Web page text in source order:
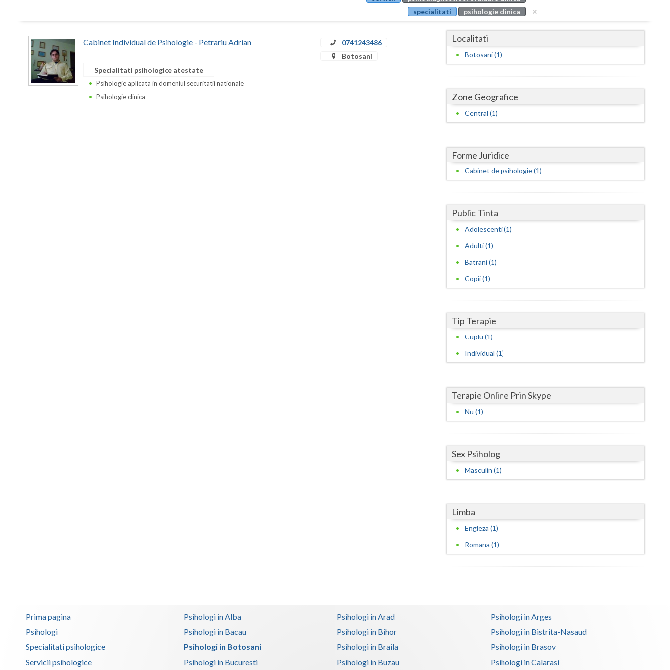
Buzau
Cluj
Covasna
Dambovita
Dolj
Galati
Gorj
Mures
Olt
Salaj
Satu-Mare
Suceava
Vaslui
Vrancea
specialitati
psihologie clinica
Cabinet Individual de Psihologie - Petrariu Adrian
0741243486
Botosani
Specialitati psihologice atestate
Psihologie aplicata in domeniul securitatii nationale
Psihologie clinica
Localitati
Botosani (1)
Zone Geografice
Central (1)
Forme Juridice
Cabinet de psihologie (1)
Public Tinta
Adolescenti (1)
Adulti (1)
Batrani (1)
Copii (1)
Tip Terapie
Cuplu (1)
Individual (1)
Terapie Online Prin Skype
Nu (1)
Sex Psiholog
Masculin (1)
Limba
Engleza (1)
Romana (1)
Prima pagina
Psihologi
Specialitati psihologice
Servicii psihologice
Psihologi in Alba Psihologi in Arad
Psihologi in Arges
Psihologi in Bacau
Psihologi in Bihor
Psihologi in Bistrita-Nasaud
Psihologi in Botosani
Psihologi in Braila
Psihologi in Brasov
Psihologi in Bucuresti
Psihologi in Buzau Psihologi in Calarasi